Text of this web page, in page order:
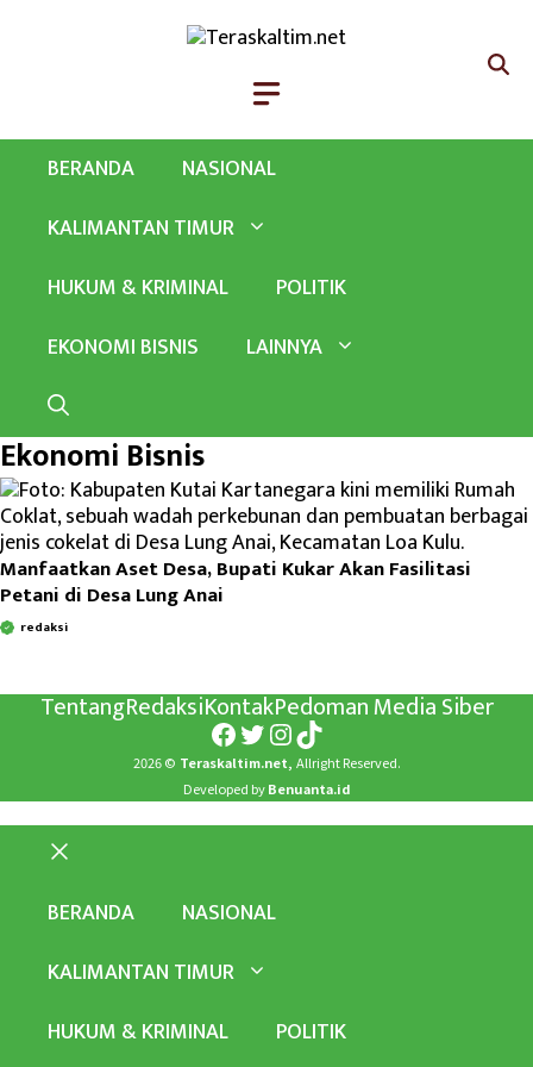
BERANDA
NASIONAL
KALIMANTAN TIMUR
HUKUM & KRIMINAL
POLITIK
EKONOMI BISNIS
LAINNYA
Ekonomi Bisnis
Manfaatkan Aset Desa, Bupati Kukar Akan Fasilitasi
Petani di Desa Lung Anai
redaksi
TentangRedaksiKontakPedoman Media Siber
Facebook
Twitter
Instagram
TikTok
2026 © Teraskaltim.net, Allright Reserved.
Developed byBenuanta.id
BERANDA
NASIONAL
KALIMANTAN TIMUR
HUKUM & KRIMINAL
POLITIK